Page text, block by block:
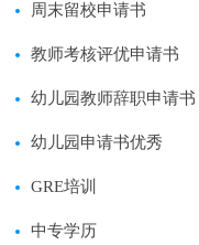
周末留校申请书
教师考核评优申请书
幼儿园教师辞职申请书
幼儿园申请书优秀
GRE培训
中专学历